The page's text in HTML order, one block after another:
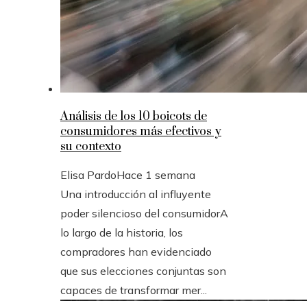
Análisis de los 10 boicots de
consumidores más efectivos y
su contexto
Elisa PardoHace 1 semana
Una introducción al influyente
poder silencioso del consumidorA
lo largo de la historia, los
compradores han evidenciado
que sus elecciones conjuntas son
capaces de transformar mer...